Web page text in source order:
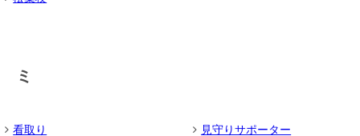
ミ
看取り 見守りサポーター